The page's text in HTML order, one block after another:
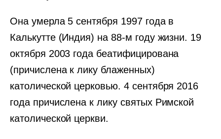
Она умерла 5 сентября 1997 года в
Калькутте (Индия) на 88-м году жизни. 19
октября 2003 года беатифицирована
(причислена к лику блаженных)
католической церковью. 4 сентября 2016
года причислена к лику святых Римской
католической церкви.